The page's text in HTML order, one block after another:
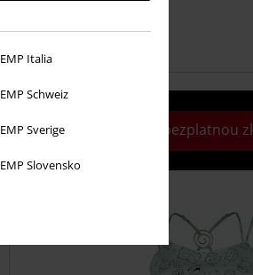
EMP Italia
EMP Schweiz
EMP Sverige
EMP Slovensko
Aktivujte si svou bezplatnou